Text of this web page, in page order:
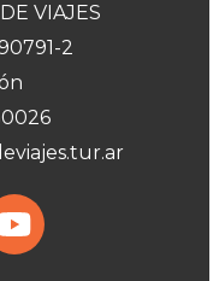
VIAJES
2